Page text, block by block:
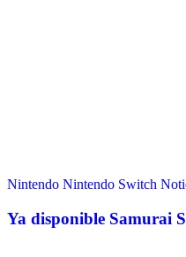
Nintendo Nintendo Switch
Ya disponible Samurai